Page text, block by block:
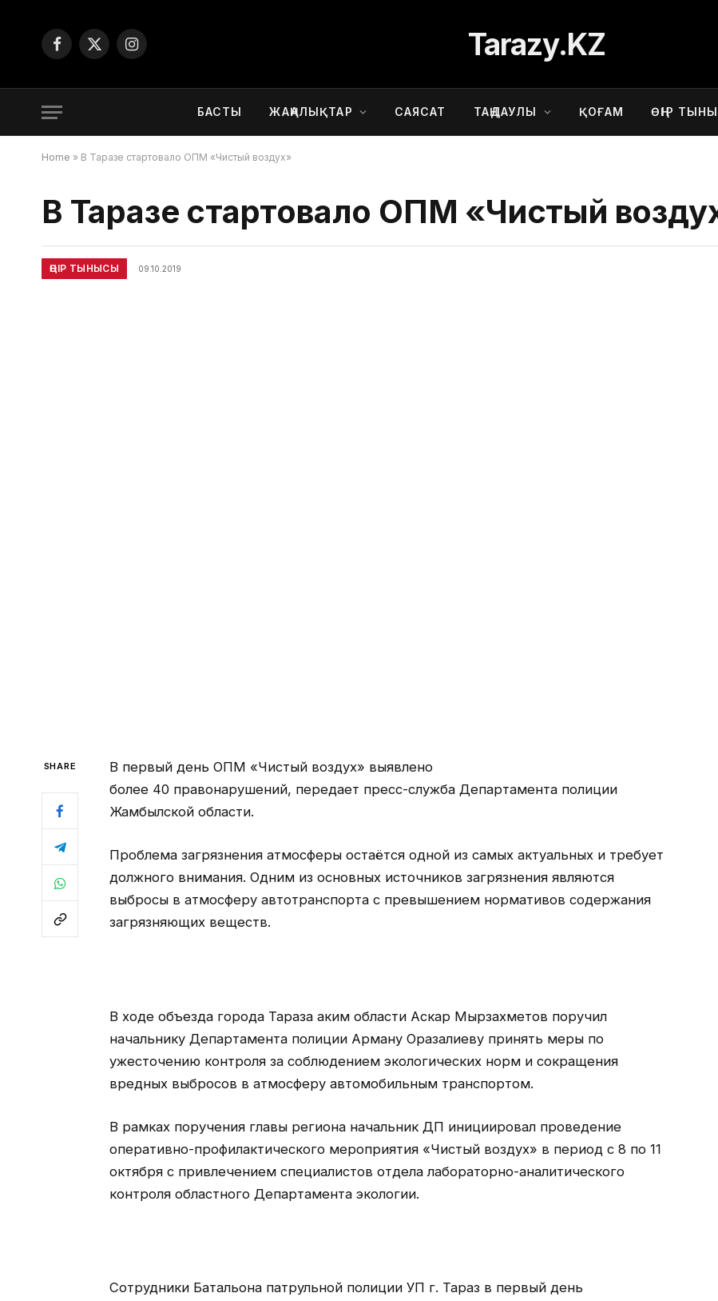
Facebook
X
Instagram Tarazy.KZ
БАСТЫ ЖАҢАЛЫҚТАР САЯСАТ ТАҢДАУЛЫ ҚОҒАМ ӨҢІР
Home » В Таразе стартовало ОПМ «Чистый воздух»
В Таразе стартовало ОПМ «Чистый
ӨҢІР ТЫНЫСЫ 09.10.2019
SHARE
В первый день ОПМ «Чистый воздух» выявлено
более 40 правонарушений, передает пресс-служба Департамента полиции
Жамбылской области.
Проблема загрязнения атмосферы остаётся одной из самых актуальных и требует
должного внимания. Одним из основных источников загрязнения являются
выбросы в атмосферу автотранспорта с превышением нормативов содержания
загрязняющих веществ.
В ходе объезда города Тараза аким области Аскар Мырзахметов поручил
начальнику Департамента полиции Арману Оразалиеву принять меры по
ужесточению контроля за соблюдением экологических норм и сокращения
вредных выбросов в атмосферу автомобильным транспортом.
В рамках поручения главы региона начальник ДП инициировал проведение
оперативно-профилактического мероприятия «Чистый воздух» в период с 8 по 11
октября с привлечением специалистов отдела лабораторно-аналитического
контроля областного Департамента экологии.
Сотрудники Батальона патрульной полиции УП г. Тараз в первый день